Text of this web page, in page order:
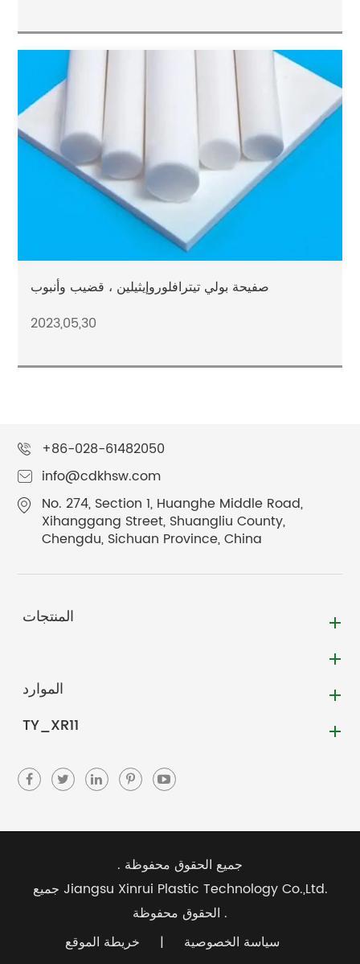
صفيحة بولي تيترافلوروإيثيلين ، قضيب وأنبوب
2023,05,30
+86-028-61482050
info@cdkhsw.com
No. 274, Section 1, Huanghe Middle Road,
Xihanggang Street, Shuangliu County,
Chengdu, Sichuan Province, China
المنتجات
الموارد
TY_XR11
جميع الحقوق محفوظة .
Jiangsu Xinrui Plastic Technology Co.,Ltd. جميع
الحقوق محفوظة .
خريطة الموقع
| سياسة الخصوصية